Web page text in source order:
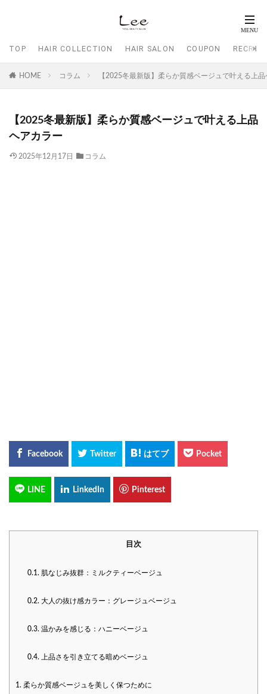
TOP HAIR COLLECTION HAIR SALON COUPON
HOME コラム 【2025冬最新版】柔らか質感ベージュで叶える上
【2025冬最新版】柔らか質感ベージュで叶える上品
ヘアカラー
2025年12月17日 コラム
目次
0.1. 肌なじみ抜群：ミルクティーベージュ
0.2. 大人の抜け感カラー：グレージュベージュ
0.3. 温かみを感じる：ハニーベージュ
0.4. 上品さを引き立てる暗めベージュ
1. 柔らか質感ベージュを美しく保つために